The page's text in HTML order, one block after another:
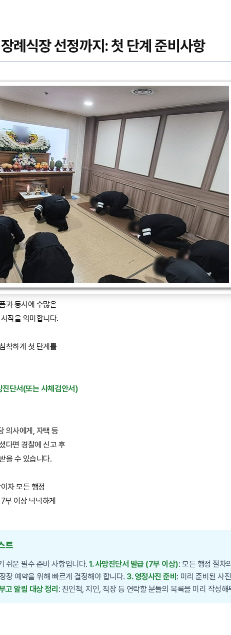
례식장 선정까지: 첫 단계 준비사항
과 동시에 수많은
작을 의미합니다.
착하게 첫 단계를
진단서(또는 사체검안서)
의사에게, 자택 등
다면 경찰에 신고 후
을 수 있습니다.
자 모든 행정
부 이상 넉넉하게
트
쉬운 필수 준비 사항입니다.1. 사망진단서 발급 (7부 이상): 모든 행정 절차
장 예약을 위해 빠르게 결정해야 합니다. 3. 영정사진 준비 : 미리 준비된 사
고 알림 대상 정리 : 친인척, 지인, 직장 등 연락할 분들의 목록을 미리 작성